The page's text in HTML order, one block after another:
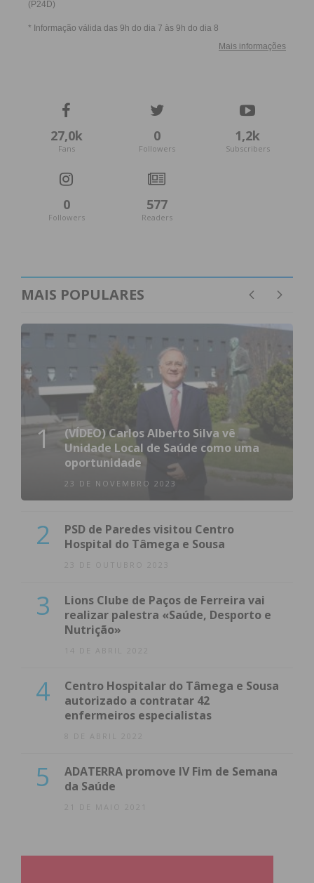
27,0k
Fans
0
Followers
1,2k
Subscribers
0
Followers
577
Readers
MAIS POPULARES
1
(VÍDEO) Carlos Alberto Silva vê
Unidade Local de Saúde como uma
oportunidade
23 DE NOVEMBRO 2023
2
PSD de Paredes visitou Centro
Hospital do Tâmega e Sousa
23 DE OUTUBRO 2023
3
Lions Clube de Paços de Ferreira vai
realizar palestra «Saúde, Desporto e
Nutrição»
14 DE ABRIL 2022
4
Centro Hospitalar do Tâmega e Sousa
autorizado a contratar 42
enfermeiros especialistas
8 DE ABRIL 2022
5
ADATERRA promove IV Fim de Semana
da Saúde
21 DE MAIO 2021